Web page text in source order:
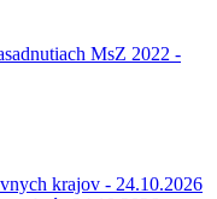
MsZ 2022 -
krajov - 24.10.2026